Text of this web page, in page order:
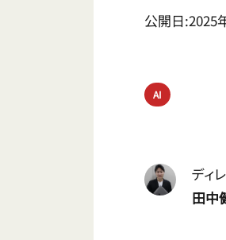
公開日:2025
AI
ディ
田中